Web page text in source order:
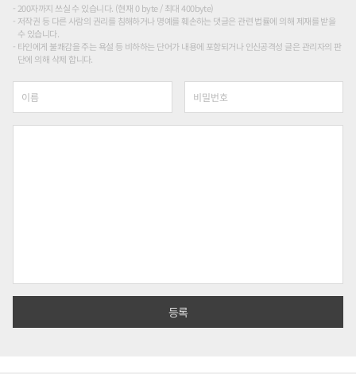
200자까지 쓰실 수 있습니다. (현재 0 byte / 최대 400byte)
저작권 등 다른 사람의 권리를 침해하거나 명예를 훼손하는 댓글은 관련 법률에 의해 제재를 받을
수 있습니다.
타인에게 불쾌감을 주는 욕설 등 비하하는 단어가 내용에 포함되거나 인신공격성 글은 관리자의 판
단에 의해 삭제 합니다.